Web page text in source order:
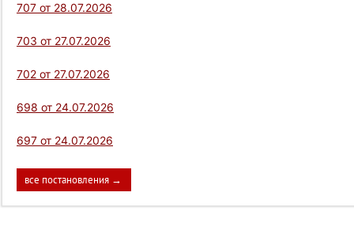
707 от 28.07.2026
703 от 27.07.2026
702 от 27.07.2026
698 от 24.07.2026
697 от 24.07.2026
все постановления →